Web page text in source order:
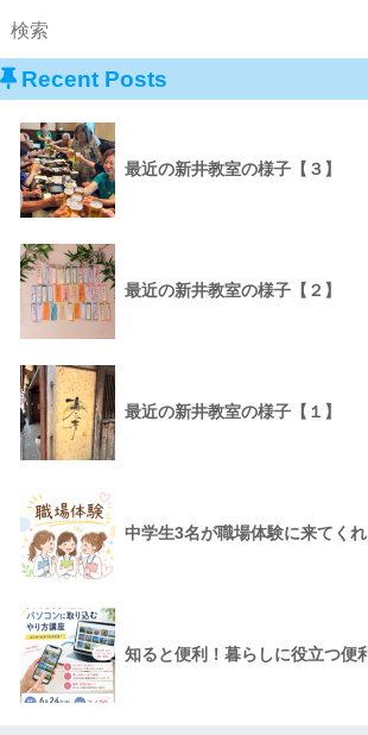
Recent Posts
最近の新井教室の様子【３】
最近の新井教室の様子【２】
最近の新井教室の様子【１】
中学生3名が職場体験に来てくれ
知ると便利！暮らしに役立つ便